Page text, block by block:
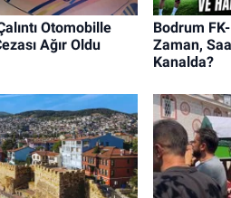
Otomobille
Ağır Oldu
Bodrum
Zaman,
Kanalda?